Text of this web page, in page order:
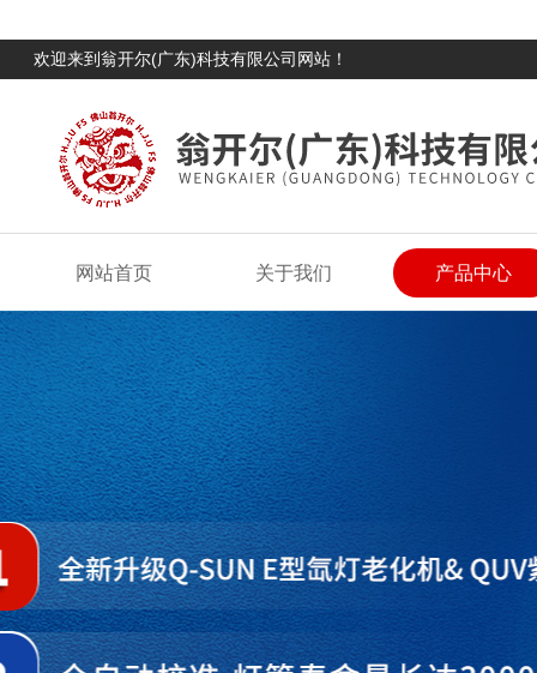
欢迎来到翁开尔(广东)科技有限公司网站！
网站首页 关于我们 产品中心